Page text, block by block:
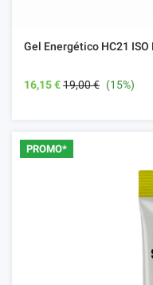
Gel Energético HC21
16,15 €19,00 € (15%)
PROMO*